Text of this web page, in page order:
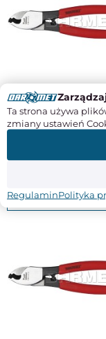
długość: 160MM -
(11676-0059)
KUP
Ta strona używa
zmiany ustawień
RegulaminPolityka